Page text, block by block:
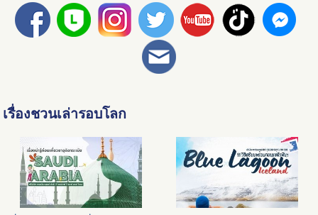
เรื่องชวนเล่ารอบโลก